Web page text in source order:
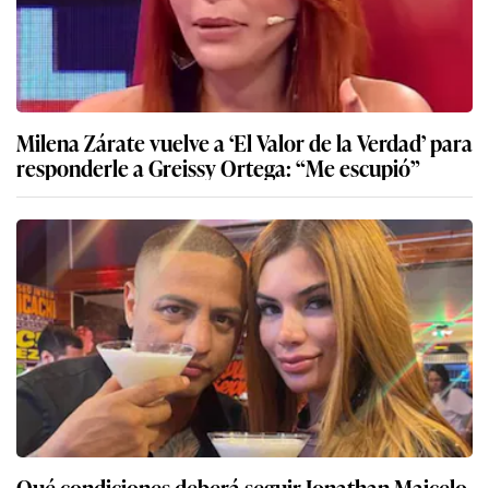
Milena Zárate vuelve a ‘El Valor de la Verdad’ para
responderle a Greissy Ortega: “Me escupió”